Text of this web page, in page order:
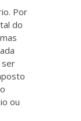
Por
do
ser
ou